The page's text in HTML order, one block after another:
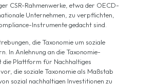
CSR-Rahmenwerke, etwa der OECD-
Unternehmen, zu verpflichten,
Instrumente gedacht sind.
die Taxonomie um soziale
In Anlehnung an die Taxonomie-
die Plattform für Nachhaltiges
vor, die soziale Taxonomie als Maßstab
sozial nachhaltigen Investitionen zu